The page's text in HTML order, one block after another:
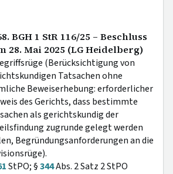
BGH 1 StR 116/25 – Beschluss
28. Mai 2025 (LG Heidelberg)
(Berücksichtigung von
Tatsachen ohne
Beweiserhebung: erforderlicher
des Gerichts, dass bestimmte
als gerichtskundig der
zugrunde gelegt werden
Begründungsanforderungen an die
StPO; §344Abs. 2 Satz 2 StPO